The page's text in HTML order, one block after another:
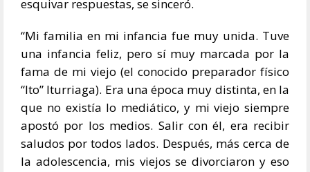
esquivar respuestas, se sinceró.
“Mi familia en mi infancia fue muy unida. Tuve
una infancia feliz, pero sí muy marcada por la
fama de mi viejo (el conocido preparador físico
“Ito” Iturriaga). Era una época muy distinta, en la
que no existía lo mediático, y mi viejo siempre
apostó por los medios. Salir con él, era recibir
saludos por todos lados. Después, más cerca de
la adolescencia, mis viejos se divorciaron y eso